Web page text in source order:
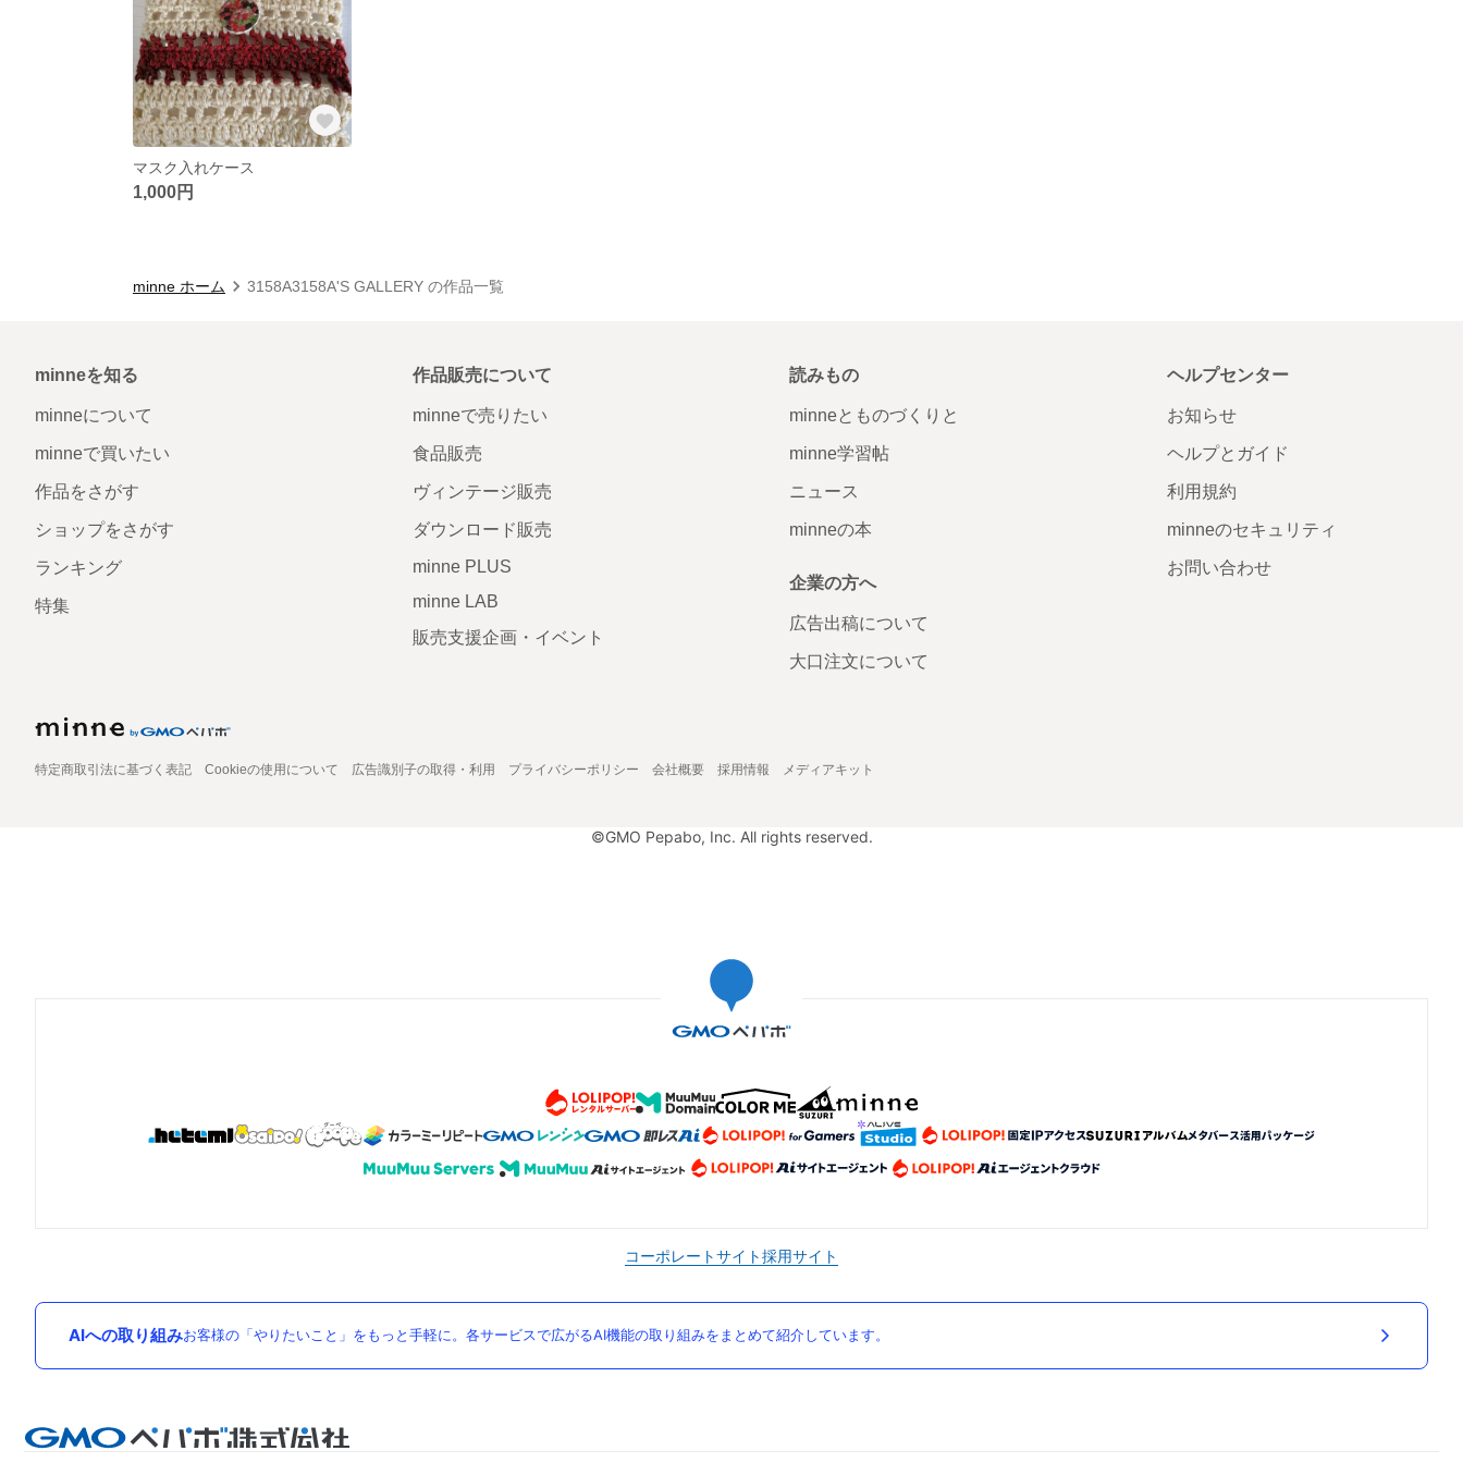
マスク入れケース
1,000円
minne ホーム 3158A3158A'S GALLERY の作品一覧
minneを知る
minneについて
minneで買いたい
作品をさがす
ショップをさがす
ランキング
特集
作品販売について
minneで売りたい
食品販売
ヴィンテージ販売
ダウンロード販売
minne PLUS
minne LAB
販売支援企画・イベント
読みもの
minneとものづくりと
minne学習帖
ニュース
minneの本
企業の方へ
広告出稿について
大口注文について
ヘルプセンター
お知らせ
ヘルプとガイド
利用規約
minneのセキュリティ
お問い合わせ
特定商取引法に基づく表記 Cookieの使用について 広告識別子の取得・利用 プライバシーポリシー 会社概要 採用情報 メディアキット
©GMO Pepabo, Inc. All rights reserved.
コーポレートサイト採用サイト
AIへの取り組みお客様の「やりたいこと」をもっと手軽に。各サービスで広がるAI機能の取り組みをまとめて紹介しています。